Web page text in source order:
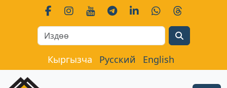
Кыргызча Русский English